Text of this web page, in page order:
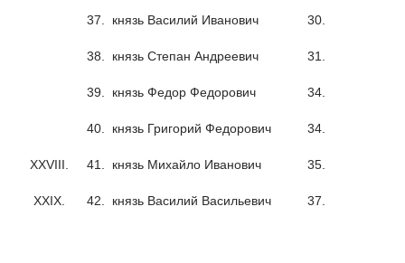
37. князь Василий Иванович 30.
38. князь Степан Андреевич 31.
39. князь Федор Федорович 34.
40. князь Григорий Федорович 34.
XXVIII. 41. князь Михайло Иванович 35.
XXIX. 42. князь Василий Васильевич 37.